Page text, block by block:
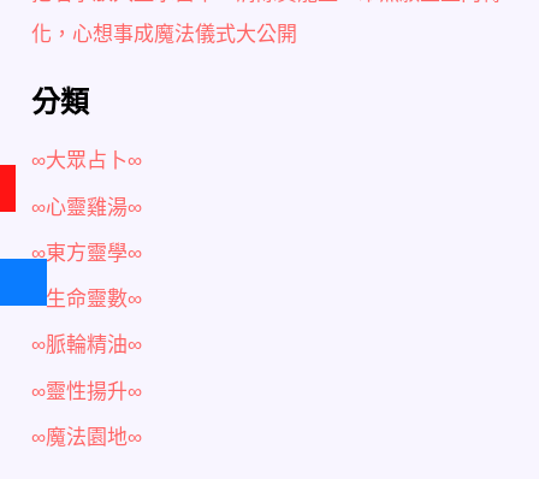
化，心想事成魔法儀式大公開
分類
∞大眾占卜∞
∞心靈雞湯∞
∞東方靈學∞
∞生命靈數∞
∞脈輪精油∞
∞靈性揚升∞
∞魔法園地∞